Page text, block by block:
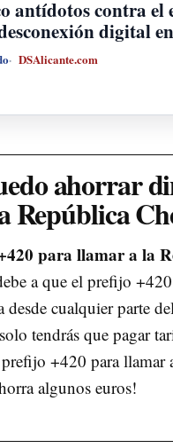
antídotos contra el
digital
DSAlicante.com
ahorrar
República
para llamar a la
a que el prefijo
desde cualquier parte
tendrás que pagar
+420 para llamar
algunos euros!